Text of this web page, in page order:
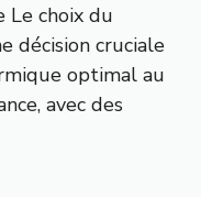
Le choix du
décision cruciale
optimal au
avec des